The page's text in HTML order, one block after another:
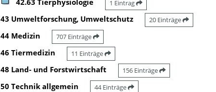
42.63 Tierphysiologie 1 Eintrag
43 Umweltforschung, Umweltschutz 20 Einträge
44 Medizin 707 Einträge
46 Tiermedizin 11 Einträge
48 Land- und Forstwirtschaft 156 Einträge
50 Technik allgemein 44 Einträge